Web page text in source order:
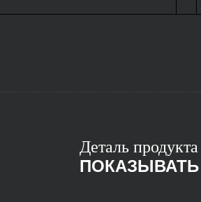
Деталь продукта
ПОКАЗЫВАТЬ